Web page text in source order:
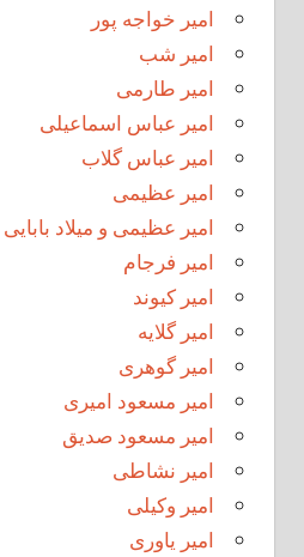
امیر خواجه پور
امیر شب
امیر طارمی
امیر عباس اسماعیلی
امیر عباس گلاب
امیر عظیمی
امیر عظیمی و میلاد بابایی
امیر فرجام
امیر کیوند
امیر گلایه
امیر گوهری
امیر مسعود امیری
امیر مسعود صدیق
امیر نشاطی
امیر وکیلی
امیر یاوری